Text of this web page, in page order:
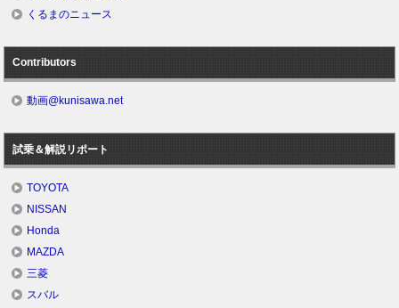
くるまのニュース
Contributors
動画@kunisawa.net
試乗＆解説リポート
TOYOTA
NISSAN
Honda
MAZDA
三菱
スバル